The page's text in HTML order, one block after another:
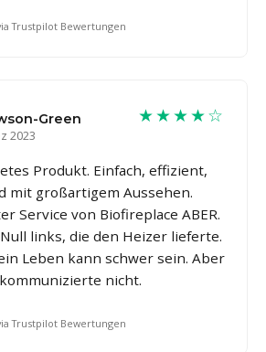
Trustpilot Bewertungen
Green
2023
★★★★☆
Produkt. Einfach, effizient,
mit großartigem Aussehen.
Service von Biofireplace ABER.
links, die den Heizer lieferte.
Leben kann schwer sein. Aber
nicht.
Trustpilot Bewertungen